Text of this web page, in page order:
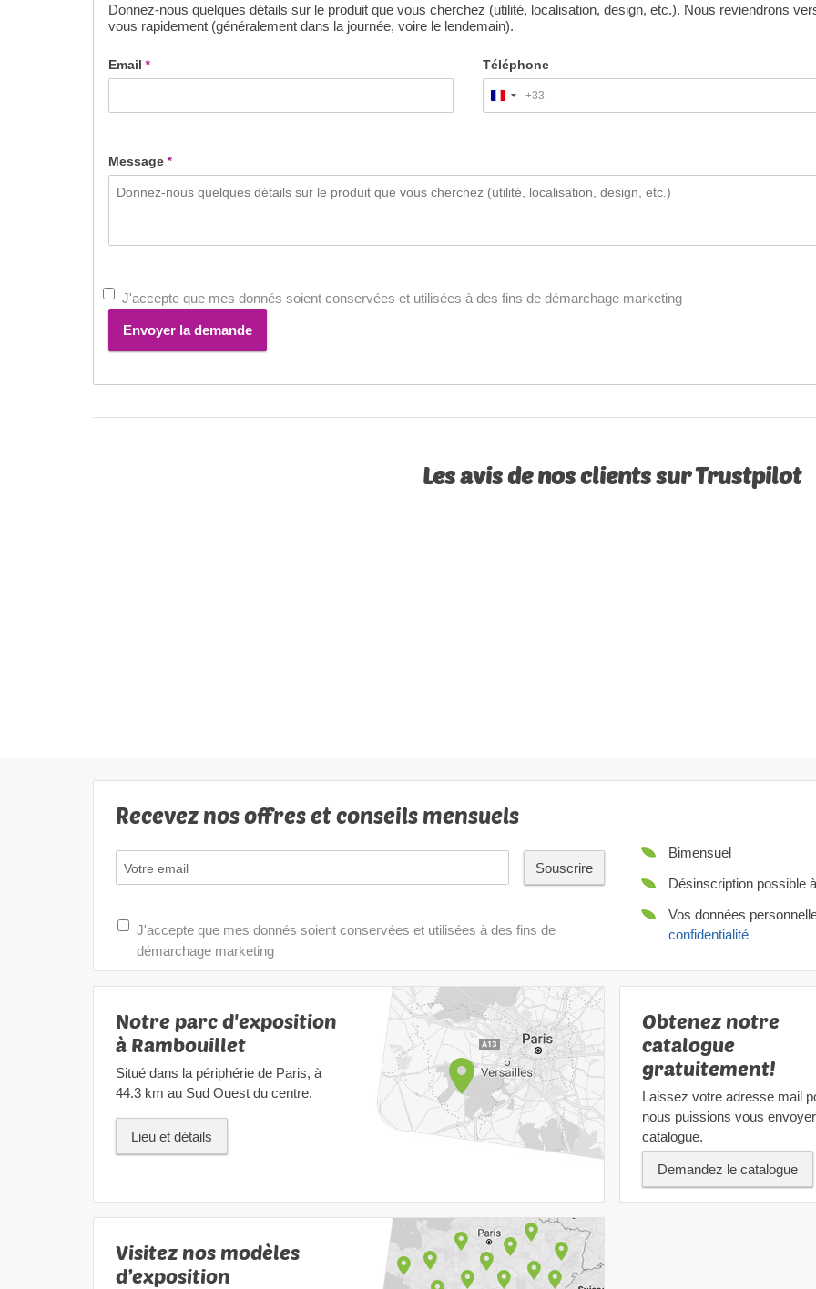
Donnez-nous quelques détails sur le produit que vous cherchez (utilité, localisation, design, etc.). Nous reviendrons
vous rapidement (généralement dans la journée, voire le lendemain).
Email * Téléphone
France
+33
+33
Message*
J'accepte que mes donnés soient conservées et utilisées à des fins de démarchage marketing
Envoyer la demande
Les avis de nos clients sur Trustpilot
Recevez nos offres et conseils mensuels
Souscrire
J'accepte que mes donnés soient conservées et utilisées à des fins de
démarchage marketing
Bimensuel
Désinscription possible
Vos données
confidentialité
Notre parc d'exposition
à Rambouillet
Situé dans la périphérie de Paris, à
44.3 km au Sud Ouest du centre.
Lieu et détails
Obtenez notre
catalogue
gratuitement!
Laissez votre adresse mail
nous puissions vous
catalogue.
Demandez le catalogue
Visitez nos modèles
d’exposition